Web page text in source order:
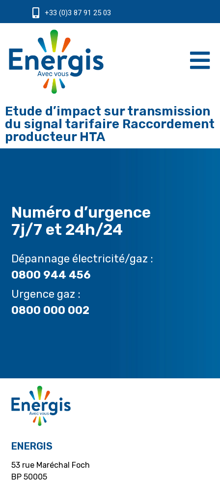
+33 (0)3 87 91 25 03
Etude d’impact sur transmission
du signal tarifaire Raccordement
producteur HTA
Numéro d’urgence
7j/7 et 24h/24
Dépannage électricité/gaz :
0800 944 456
Urgence gaz :
0800 000 002
ENERGIS
53 rue Maréchal Foch
BP 50005